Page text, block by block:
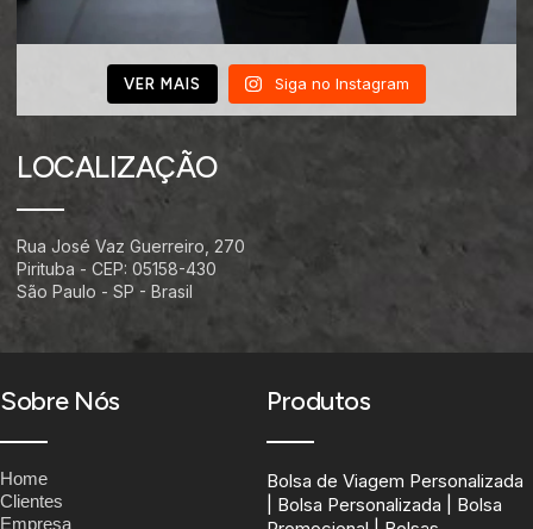
VER MAIS Siga no Instagram
LOCALIZAÇÃO
Rua José Vaz Guerreiro, 270
Pirituba - CEP: 05158-430
São Paulo - SP - Brasil
Sobre Nós
Home
Clientes
Empresa
Produtos
Bolsa de Viagem Personalizada
| Bolsa Personalizada | Bolsa